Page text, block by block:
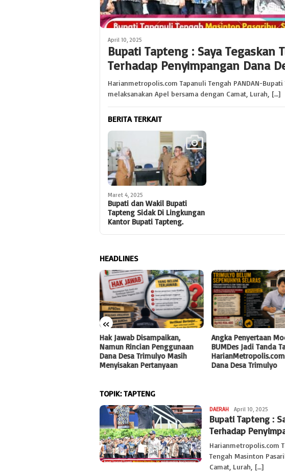
April 10, 2025
Bupati Tapteng : Saya Tegaskan
Terhadap Penyimpangan Dana
Harianmetropolis.com Tapanuli Tengah PANDAN-
melaksanakan Apel bersama dengan Camat, Lurah, […]
BERITA TERKAIT
Maret 4, 2025
Bupati dan Wakil Bupati
Tapteng Sidak Di Lingkungan
Kantor Bupati Tapteng.
HEADLINES
«
Hak Jawab Disampaikan,
Namun Rincian Penggunaan
Dana Desa Trimulyo Masih
Menyisakan Pertanyaan
Angka Penyertaan
BUMDes Jadi Tanda
Dana Desa Trimulyo
TOPIK:TAPTENG
DAERAH Redaksi
Kaperwil
-
Madya
April 10, 2025
Bupati Tapteng :
Terhadap
Harianmetropolis.com
Tengah Masinton
Camat, Lurah, […]